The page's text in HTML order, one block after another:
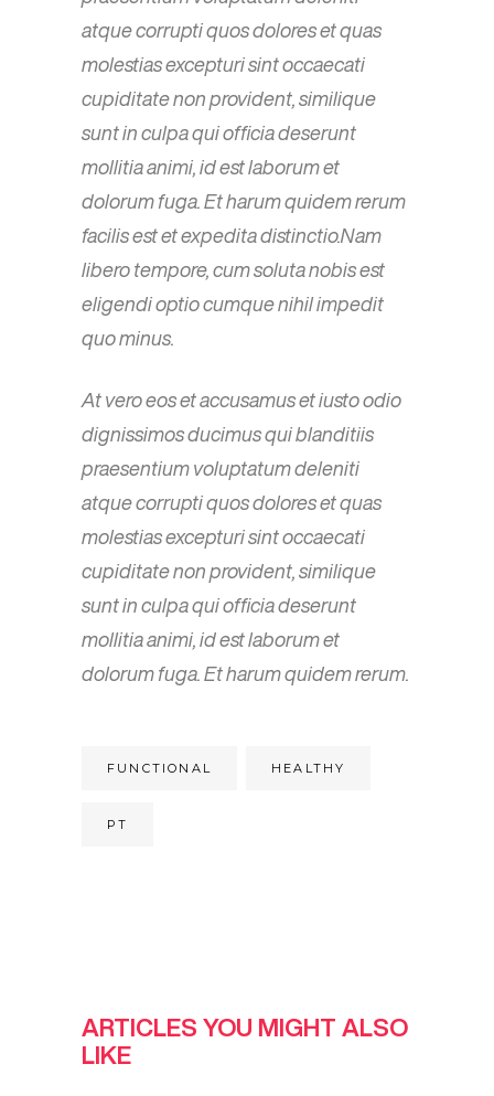
atque corrupti quos dolores et quas
molestias excepturi sint occaecati
cupiditate non provident, similique
sunt in culpa qui officia deserunt
mollitia animi, id est laborum et
dolorum fuga. Et harum quidem rerum
facilis est et expedita distinctio.Nam
libero tempore, cum soluta nobis est
eligendi optio cumque nihil impedit
quo minus.
At vero eos et accusamus et iusto odio
dignissimos ducimus qui blanditiis
praesentium voluptatum deleniti
atque corrupti quos dolores et quas
molestias excepturi sint occaecati
cupiditate non provident, similique
sunt in culpa qui officia deserunt
mollitia animi, id est laborum et
dolorum fuga. Et harum quidem rerum.
FUNCTIONAL HEALTHY
PT
ARTICLES YOU MIGHT ALSO
LIKE